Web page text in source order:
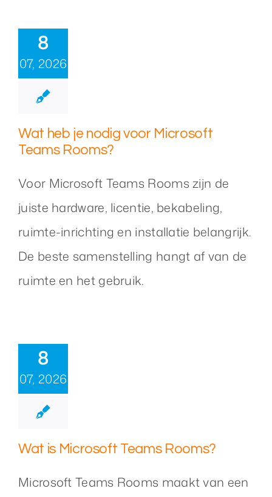
8
07, 2026
Wat heb je nodig voor Microsoft
Teams Rooms?
Voor Microsoft Teams Rooms zijn de
juiste hardware, licentie, bekabeling,
ruimte-inrichting en installatie belangrijk.
De beste samenstelling hangt af van de
ruimte en het gebruik.
8
07, 2026
Wat is Microsoft Teams Rooms?
Microsoft Teams Rooms maakt van een